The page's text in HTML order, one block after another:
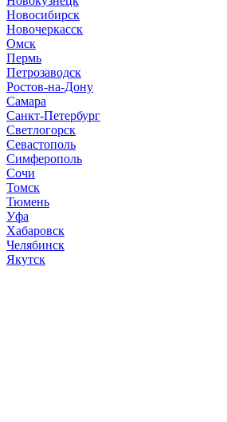
Новосибирск
Новочеркасск
Омск
Пермь
Петрозаводск
Ростов-на-Дону
Самара
Санкт-Петербург
Светлогорск
Севастополь
Симферополь
Сочи
Томск
Тюмень
Уфа
Хабаровск
Челябинск
Якутск